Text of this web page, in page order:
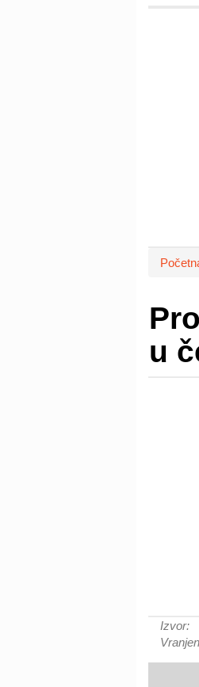
u
Izvor: